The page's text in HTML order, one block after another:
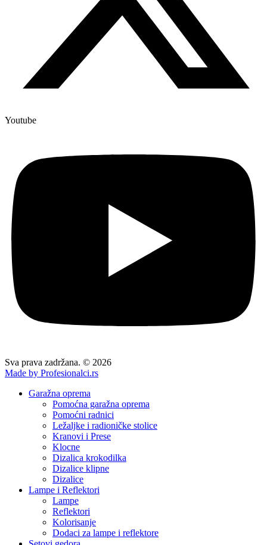
Youtube
Sva prava zadržana. © 2026
Made by Profesionalci.rs
Garažna oprema
Pomoćna garažna oprema
Pomoćni radnici
Ležaljke i radioničke stolice
Kranovi i Prese
Klocne
Dizalica krokodilka
Dizalice klipne
Dizalice
Lampe i Reflektori
Lampe
Reflektori
Kolorisanje
Dodaci za lampe i reflektore